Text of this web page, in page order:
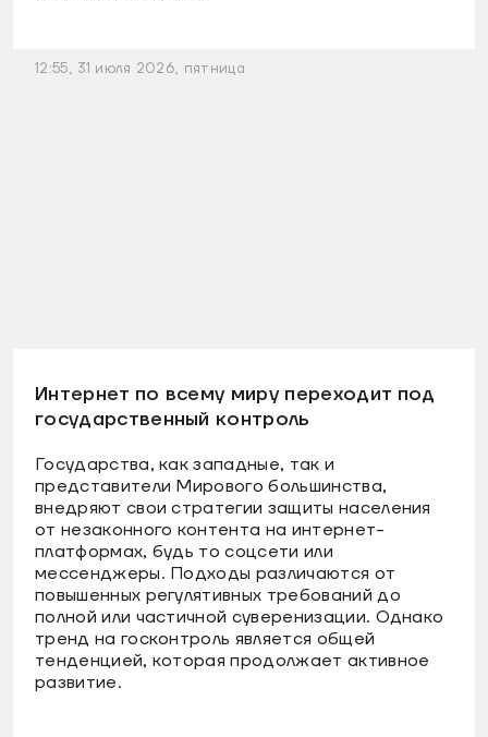
12:55, 31 июля 2026, пятница
Интернет по всему миру переходит под
государственный контроль
Государства, как западные, так и
представители Мирового большинства,
внедряют свои стратегии защиты населения
от незаконного контента на интернет-
платформах, будь то соцсети или
мессенджеры. Подходы различаются от
повышенных регулятивных требований до
полной или частичной суверенизации. Однако
тренд на госконтроль является общей
тенденцией, которая продолжает активное
развитие.